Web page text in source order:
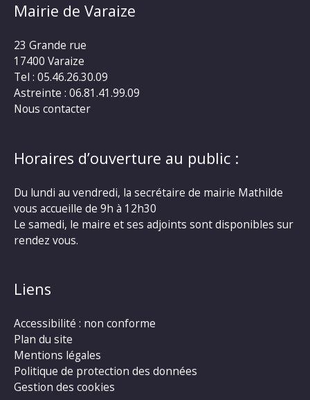
Mairie de Varaize
23 Grande rue
17400 Varaize
Tel : 05.46.26.30.09
Astreinte : 06.81.41.99.09
Nous contacter
Horaires d’ouverture au public :
Du lundi au vendredi, la secrétaire de mairie Mathilde
vous accueille de 9h à 12h30
Le samedi, le maire et ses adjoints sont disponibles sur
rendez vous.
Liens
Accessibilité : non conforme
Plan du site
Mentions légales
Politique de protection des données
Gestion des cookies